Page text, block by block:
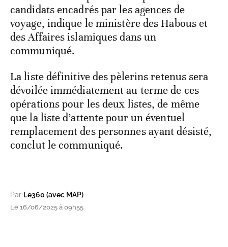
candidats encadrés par les agences de
voyage, indique le ministère des Habous et
des Affaires islamiques dans un
communiqué.
La liste définitive des pèlerins retenus sera
dévoilée immédiatement au terme de ces
opérations pour les deux listes, de même
que la liste d’attente pour un éventuel
remplacement des personnes ayant désisté,
conclut le communiqué.
Par Le360 (avec MAP)
Le 16/06/2025 à 09h55